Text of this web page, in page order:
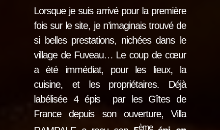
Lorsque je suis arrivé pour la première
fois sur le site, je n’imaginais trouvé de
si belles prestations, nichées dans le
village de Fuveau… Le coup de cœur
a été immédiat, pour les lieux, la
cuisine, et les propriétaires. Déjà
labélisée 4 épis par les Gîtes de
France depuis son ouverture, Villa
ème